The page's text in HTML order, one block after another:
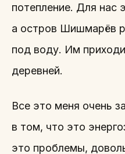
потепление. Для нас
а остров Шишмарёв
под воду. Им
деревней.
Все это меня очень
в том, что это
это проблемы,